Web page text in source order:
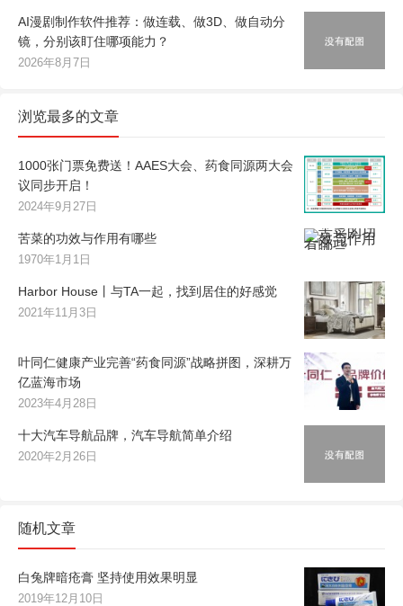
AI漫剧制作软件推荐：做连载、做3D、做自动分
镜，分别该盯住哪项能力？
2026年8月7日
浏览最多的文章
1000张门票免费送！AAES大会、药食同源两大会
议同步开启！
2024年9月27日
苦菜的功效与作用有哪些
1970年1月1日
Harbor House丨与TA一起，找到居住的好感觉
2021年11月3日
叶同仁健康产业完善“药食同源”战略拼图，深耕万
亿蓝海市场
2023年4月28日
十大汽车导航品牌，汽车导航简单介绍
2020年2月26日
随机文章
白兔牌暗疮膏 坚持使用效果明显
2019年12月10日